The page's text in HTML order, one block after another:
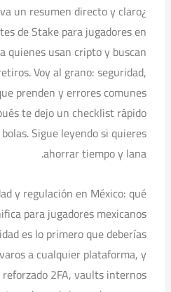
un resumen directo y claro
de Stake para jugadores en
quienes usan cripto y buscan
Voy al grano: seguridad,
prenden y errores comunes
te dejo un checklist rápido
Sigue leyendo si quieres
ahorrar tiempo y lana.
y regulación en México: qué
para jugadores mexicanos
es lo primero que deberías
a cualquier plataforma, y
2FA, vaults internos